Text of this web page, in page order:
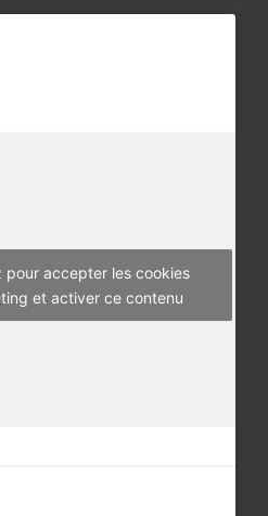
m
pour accepter les cookies
et activer ce contenu